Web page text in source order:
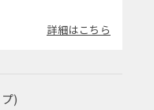
詳細はこちら
)